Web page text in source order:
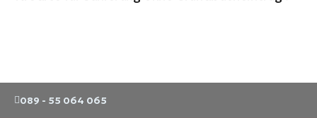
089 - 55 064 065